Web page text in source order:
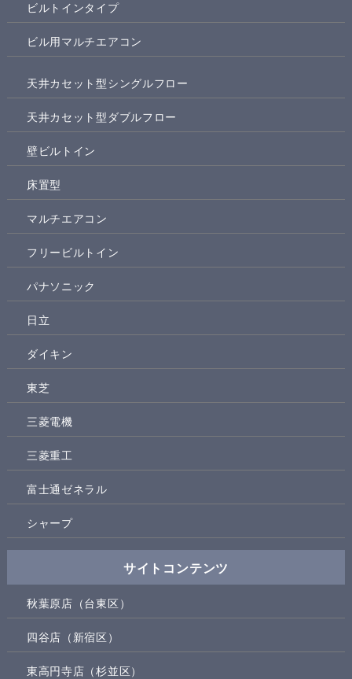
ビルトインタイプ
ビル用マルチエアコン
天井カセット型シングルフロー
天井カセット型ダブルフロー
壁ビルトイン
床置型
マルチエアコン
フリービルトイン
パナソニック
日立
ダイキン
東芝
三菱電機
三菱重工
富士通ゼネラル
シャープ
サイトコンテンツ
秋葉原店（台東区）
四谷店（新宿区）
東高円寺店（杉並区）